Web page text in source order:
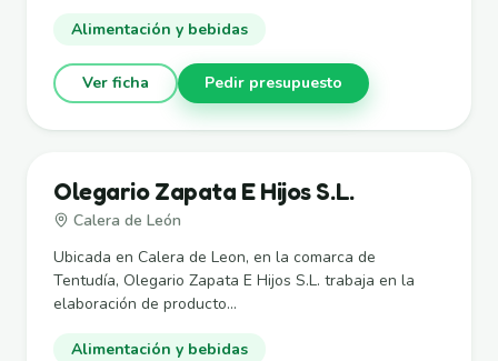
Alimentación y bebidas
Ver ficha Pedir presupuesto
Olegario Zapata E Hijos S.L.
Calera de León
Ubicada en Calera de Leon, en la comarca de
Tentudía, Olegario Zapata E Hijos S.L. trabaja en la
elaboración de producto...
Alimentación y bebidas